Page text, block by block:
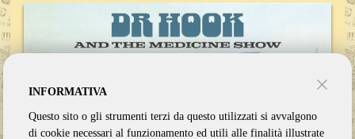
INFORMATIVA
Questo sito o gli strumenti terzi da questo utilizzati si avvalgono
di cookie necessari al funzionamento ed utili alle finalità illustrate